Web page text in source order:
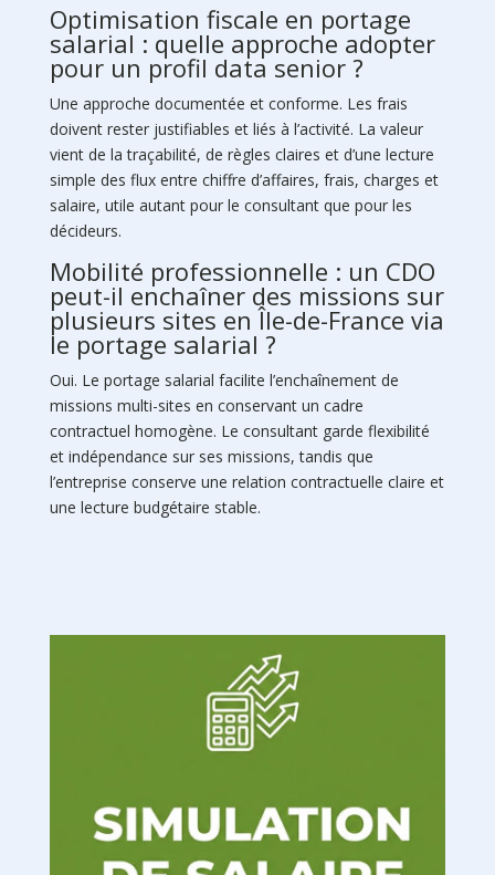
Optimisation fiscale en portage
salarial : quelle approche adopter
pour un profil data senior ?
Une approche documentée et conforme. Les frais
doivent rester justifiables et liés à l’activité. La valeur
vient de la traçabilité, de règles claires et d’une lecture
simple des flux entre chiffre d’affaires, frais, charges et
salaire, utile autant pour le consultant que pour les
décideurs.
Mobilité professionnelle : un CDO
peut-il enchaîner des missions sur
plusieurs sites en Île-de-France via
le portage salarial ?
Oui. Le portage salarial facilite l’enchaînement de
missions multi-sites en conservant un cadre
contractuel homogène. Le consultant garde flexibilité
et indépendance sur ses missions, tandis que
l’entreprise conserve une relation contractuelle claire et
une lecture budgétaire stable.